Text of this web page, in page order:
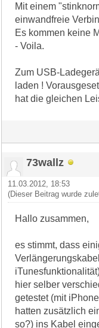
Mit einem
einwandfreie
Es kommen keine
- Voila.
Zum USB-
laden !
hat die gleichen
73wallz
11.03.2012, 18:53
(Dieser Beitrag wurde
Hallo zusammen,
es stimmt, dass
hier selber
getestet (mit
hatten zusätzlich
so?) ins Kabel